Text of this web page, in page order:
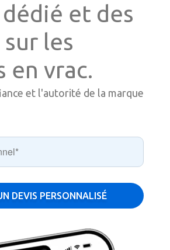
et des
les
en vrac.
et l'autorité de la marque